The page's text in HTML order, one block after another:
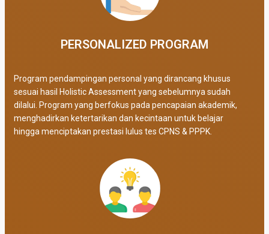
PERSONALIZED PROGRAM​
Program pendampingan personal yang dirancang khusus
sesuai hasil Holistic Assessment yang sebelumnya sudah
dilalui. Program yang berfokus pada pencapaian akademik,
menghadirkan ketertarikan dan kecintaan untuk belajar
hingga menciptakan prestasi lulus tes CPNS & PPPK.